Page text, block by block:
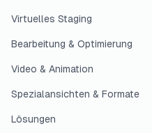
Virtuelles Staging
Bearbeitung & Optimierung
Video & Animation
Spezialansichten & Formate
Lösungen